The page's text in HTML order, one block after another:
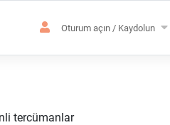
Oturum açın / Kaydolun
tercümanlar